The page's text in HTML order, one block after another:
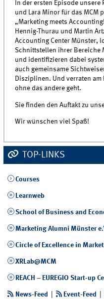
In der ersten Episode
und Lara Minor für das MCM
„Marketing meets
Hennig-Thurau und Martin
Accounting Center Münster,
Schnittstellen ihrer Bereiche
und identifizieren dabei
auch gemeinsame
Disziplinen. Und verraten
ohne das andere geht.
Sie finden den Auftakt zu
Wir wünschen viel Spaß!
TOP-LINKS
Courses
Learnweb
School of Business and
Marketing Alumni Münster
Circle of Excellence in
XRLab@MCM
REACH – EUREGIO Start-up
News-Feed Event-Feed